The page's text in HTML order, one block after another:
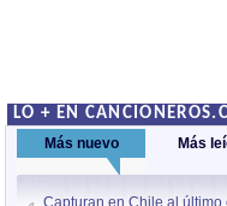
LO + EN
Más nuevo Más
Capturan en Chile al